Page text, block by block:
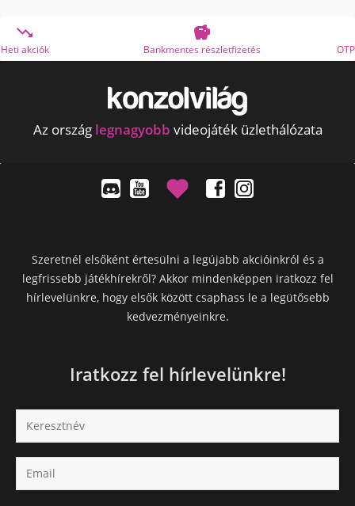
Bankmentes részletfizetés OTP Online Áruhitel
Az ország legnagyobb videojáték üzlethálózata
Szeretnél elsőként értesülni a legújabb akcióinkról és a
legfrissebb játékhírekről? Akkor mindenképpen iratkozz fel
hírlevelünkre, hogy elsők között csaphass le a legütősebb
kedvezményeinkre.
Iratkozz fel hírlevelünkre!